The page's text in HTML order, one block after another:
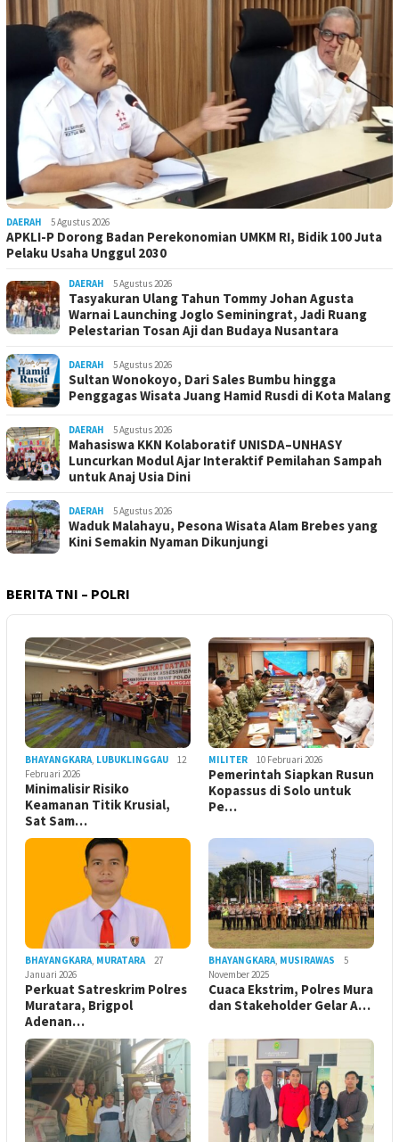
DAERAH 5 Agustus 2026
APKLI-P Dorong Badan Perekonomian UMKM RI, Bidik 100 Juta
Pelaku Usaha Unggul 2030
DAERAH 5 Agustus 2026
Tasyakuran Ulang Tahun Tommy Johan Agusta
Warnai Launching Joglo Seminingrat, Jadi Ruang
Pelestarian Tosan Aji dan Budaya Nusantara
DAERAH 5 Agustus 2026
Sultan Wonokoyo, Dari Sales Bumbu hingga
Penggagas Wisata Juang Hamid Rusdi di Kota Malang
DAERAH 5 Agustus 2026
Mahasiswa KKN Kolaboratif UNISDA–UNHASY
Luncurkan Modul Ajar Interaktif Pemilahan Sampah
untuk Anaj Usia Dini
DAERAH 5 Agustus 2026
Waduk Malahayu, Pesona Wisata Alam Brebes yang
Kini Semakin Nyaman Dikunjungi
BERITA TNI – POLRI
BHAYANGKARA, LUBUKLINGGAU
12
Februari 2026
Minimalisir Risiko
Keamanan Titik Krusial,
Sat Sam…
MILITER 10 Februari 2026
Pemerintah Siapkan Rusun
Kopassus di Solo untuk
Pe…
BHAYANGKARA, MURATARA
27
Januari 2026
Perkuat Satreskrim Polres
Muratara, Brigpol
Adenan…
BHAYANGKARA, MUSIRAWAS
5
November 2025
Cuaca Ekstrim, Polres Mura
dan Stakeholder Gelar A…